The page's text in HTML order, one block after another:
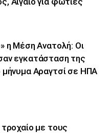
η Μέση Ανατολή: Οι
εγκατάσταση της
Αραγτσί σε ΗΠΑ
με τους